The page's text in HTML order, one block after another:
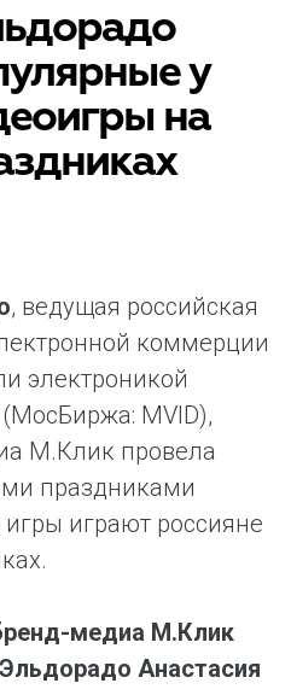
у
на
, ведущая российская
коммерции
электроникой
MVID),
М.Клик провела
праздниками
играют россияне
медиа М.Клик
Анастасия